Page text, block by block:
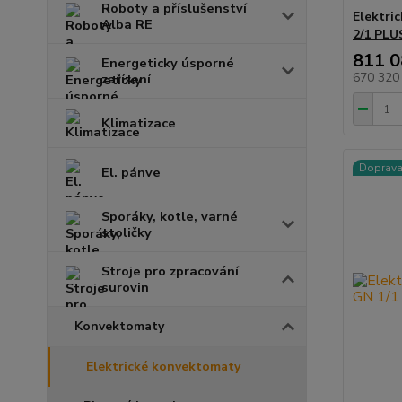
Roboty a příslušenství
Alba RE
Energeticky úsporné
zařízení
Klimatizace
El. pánve
Sporáky, kotle, varné
stoličky
Stroje pro zpracování
surovin
Konvektomaty
Elektrické konvektomaty
2/1
811
670